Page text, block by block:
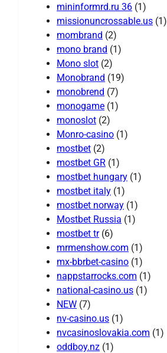
mininformrd.ru 36 (1)
missionuncrossable.us (1)
mombrand (2)
mono brand (1)
Mono slot (2)
Monobrand (19)
monobrend (7)
monogame (1)
monoslot (2)
Monro-casino (1)
mostbet (2)
mostbet GR (1)
mostbet hungary (1)
mostbet italy (1)
mostbet norway (1)
Mostbet Russia (1)
mostbet tr(6)
mrmenshow.com (1)
mx-bbrbet-casino (1)
nappstarrocks.com (1)
national-casino.us (1)
NEW (7)
nv-casino.us (1)
nvcasinoslovakia.com (1)
oddboy.nz (1)